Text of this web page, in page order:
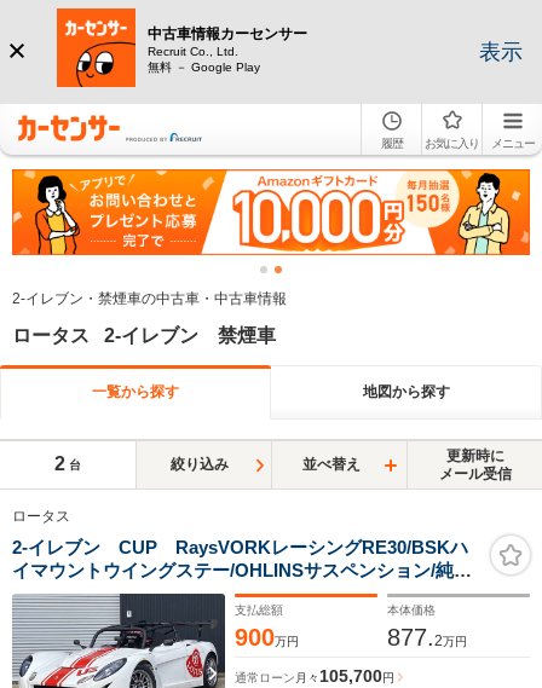
中古車情報カーセンサー
Recruit Co., Ltd.
無料 － Google Play
表示
履歴 お気に入り メニュー
2-イレブン・禁煙車の中古車・中古車情報
ロータス 2-イレブン 禁煙車
一覧から探す 地図から探す
2 台 絞り込み 並べ替え
更新時に
メール受信
ロータス
2-イレブン CUP RaysVORKレーシングRE30/BSKハ
イマウントウイングステー/OHLINSサスペンション/純正
ロールゲージ/ロータススポーツフルバケ/機械式LSD/ETC
支払総額
900万円
本体価格
877.2万円
通常ローン 月々105,700円